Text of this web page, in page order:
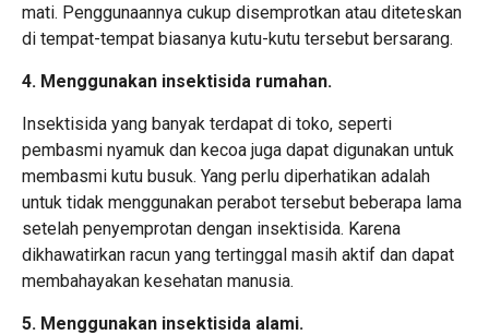
mati. Penggunaannya cukup disemprotkan atau diteteskan
di tempat-tempat biasanya kutu-kutu tersebut bersarang.
4. Menggunakan insektisida rumahan.
Insektisida yang banyak terdapat di toko, seperti
pembasmi nyamuk dan kecoa juga dapat digunakan untuk
membasmi kutu busuk. Yang perlu diperhatikan adalah
untuk tidak menggunakan perabot tersebut beberapa lama
setelah penyemprotan dengan insektisida. Karena
dikhawatirkan racun yang tertinggal masih aktif dan dapat
membahayakan kesehatan manusia.
5. Menggunakan insektisida alami.